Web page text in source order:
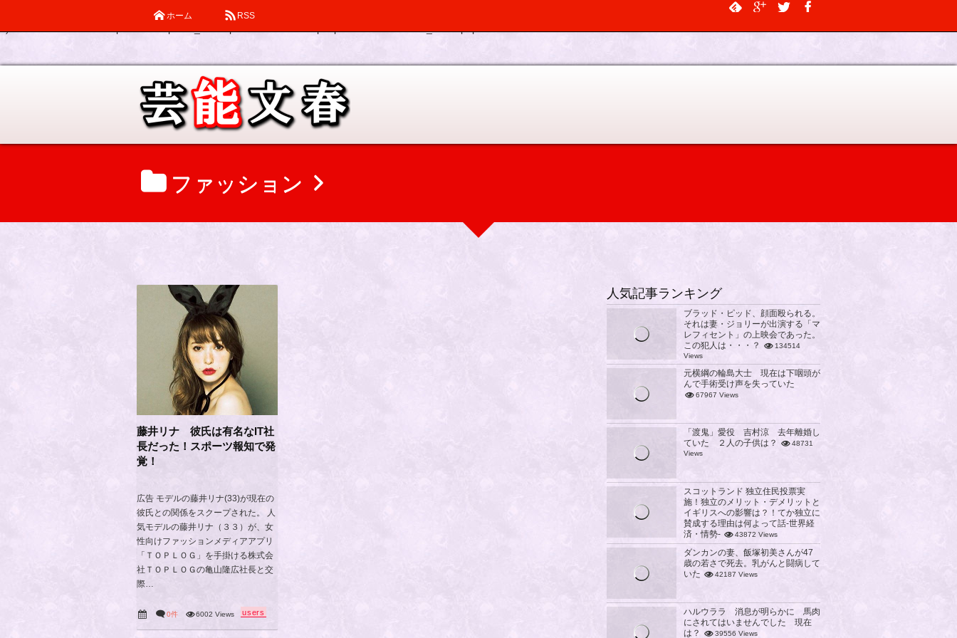
: Declaration of description_walker::start_el(&$output, $item, $depth, $args) should be compatible with Walker_Nav_Menu::start_el(&$output, $data_object, $depth = 0, $args = NULL, $current_object_id =
ホーム RSS
ファッション
藤井リナ 彼氏は有名なIT社
長だった！スポーツ報知で発
覚！
広告 モデルの藤井リナ(33)が現在の
彼氏との関係をスクープされた。 人
気モデルの藤井リナ（３３）が、女
性向けファッションメディアアプリ
「ＴＯＰＬＯＧ」を手掛ける株式会
社ＴＯＰＬＯＧの亀山隆広社長と交
際…
0件 6002 Views users
人気記事ランキング
ブラッド・ピッド、顔面殴られる。
それは妻・ジョリーが出演する「マ
レフィセント」の上映会であった。
この犯人は・・・？
134514
Views
元横綱の輪島大士 現在は下咽頭が
んで手術受け声を失っていた
67967 Views
「渡鬼」愛役 吉村涼 去年離婚し
ていた ２人の子供は？
48731
Views
スコットランド 独立住民投票実
施！独立のメリット・デメリットと
イギリスへの影響は？！てか独立に
賛成する理由は何よって話-世界経
済・情勢-
43872 Views
ダンカンの妻、飯塚初美さんが47
歳の若さで死去。乳がんと闘病して
いた
42187 Views
ハルウララ 消息が明らかに 馬肉
にされてはいませんでした 現在
は？
39556 Views